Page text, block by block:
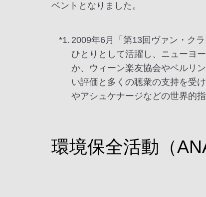
ベントとなりました。
*1. 2009年6月「第13回ヴァン・ク
ひとりとして活躍し、ニューヨ
か、ウィーン楽友協会やベルリ
い評価と多くの聴衆の支持を受
やアシュケナージなどの世界的
環境保全活動（